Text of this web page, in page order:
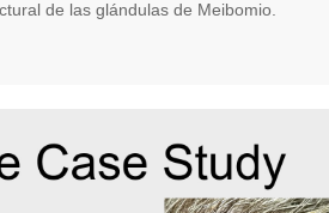
de las glándulas de Meibomio.